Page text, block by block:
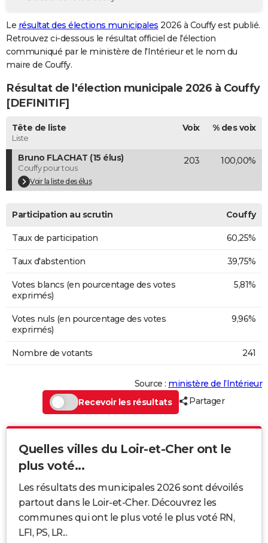
GUIDES D'ACHAT
BONS PLANS
CARTE DE VOEUX
Carte de Noël
Carte Bonne année
Carte Saint-Valentin
Carte Pâques
Carte d'anniversaire
DICTIONNAIRE
Dictionnaire
Biographies
Citations
Expressions
Proverbes
PROGRAMME TV
COPAINS D'AVANT
S'inscrire
Se connecter
Lycées
Collèges
Primaires
Universités
Entreprises
Service militaire
Avis de recherche
AVIS DE DÉCÈS
FORUM
Le résultat des élections municipales 2026 à Couffy est publié.
Retrouvez ci-dessous le résultat officiel de l'élection
communiqué par le ministère de l'Intérieur et le nom du
maire de Couffy.
Résultat de l'élection municipale 2026 à Couffy
[DEFINITIF]
Tête de liste
Liste
Voix % des voix
Bruno FLACHAT (15 élus)
Couffy pour tous
Voir la liste des élus
203 100,00%
Participation au scrutin Couffy
Taux de participation 60,25%
Taux d'abstention 39,75%
Votes blancs (en pourcentage des votes
exprimés)
5,81%
Votes nuls (en pourcentage des votes
exprimés)
9,96%
Nombre de votants 241
Source : ministère de l’Intérieur
Recevoir les résultats
Partager
Quelles villes du Loir-et-Cher ont le
plus voté...
Les résultats des municipales 2026 sont dévoilés
partout dans le Loir-et-Cher. Découvrez les
communes qui ont le plus voté le plus voté RN,
LFI, PS, LR...